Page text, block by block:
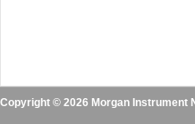
Copyright © 2026 Morgan Instrument